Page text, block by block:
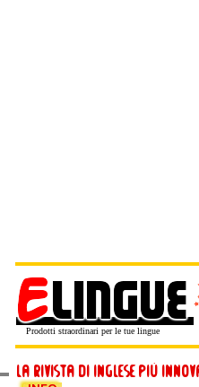
Prodotti straordinari per le tue lingue